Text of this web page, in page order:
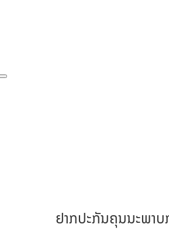
ຢາກປະກັນຄຸນນະພາບ